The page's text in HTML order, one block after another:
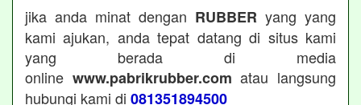
jika anda minat dengan RUBBER yang yang
kami ajukan, anda tepat datang di situs kami
yang berada di media
online www.pabrikrubber.com atau langsung
hubungi kami di 081351894500